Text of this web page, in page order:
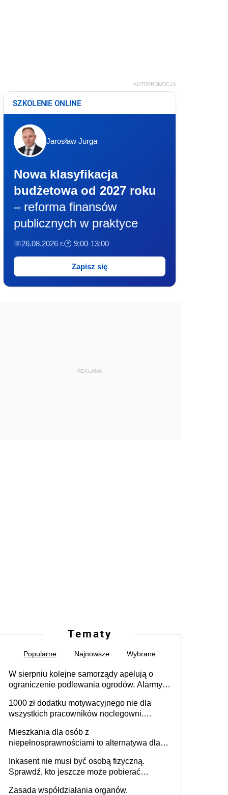
AUTOPROMOCJA
SZKOLENIE ONLINE
Jarosław Jurga
Nowa klasyfikacja
budżetowa od 2027 roku
– reforma finansów
publicznych w praktyce
📅26.08.2026 r.🕐 9:00-13:00
Zapisz się
REKLAMA
Tematy
Popularne Najnowsze Wybrane
W sierpniu kolejne samorządy apelują o
ograniczenie podlewania ogrodów. Alarmy w
może objąć cały kraj
1000 zł dodatku motywacyjnego nie dla
wszystkich pracowników noclegowni.
Mieszkania dla osób z
niepełnosprawnościami to alternatywa dla
samodzielnie lub z rodziną
Inkasent nie musi być osobą fizyczną.
Sprawdź, kto jeszcze może pobierać
Zasada współdziałania organów.